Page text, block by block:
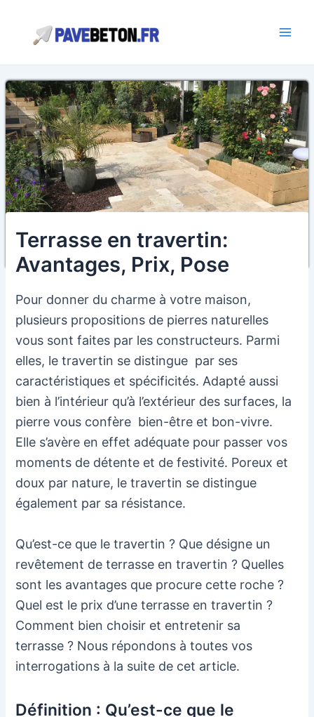
contenu
Terrasse en travertin:
Avantages, Prix, Pose
Pour donner du charme à votre maison,
plusieurs propositions de pierres naturelles
vous sont faites par les constructeurs. Parmi
elles, le travertin se distingue par ses
caractéristiques et spécificités. Adapté aussi
bien à l’intérieur qu’à l’extérieur des surfaces, la
pierre vous confère bien-être et bon-vivre.
Elle s’avère en effet adéquate pour passer vos
moments de détente et de festivité. Poreux et
doux par nature, le travertin se distingue
également par sa résistance.
Qu’est-ce que le travertin ? Que désigne un
revêtement de terrasse en travertin ? Quelles
sont les avantages que procure cette roche ?
Quel est le prix d’une terrasse en travertin ?
Comment bien choisir et entretenir sa
terrasse ? Nous répondons à toutes vos
interrogations à la suite de cet article.
Définition : Qu’est-ce que le